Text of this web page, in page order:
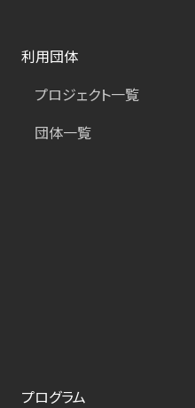
利用団体
プロジェクト一覧
団体一覧
プログラム